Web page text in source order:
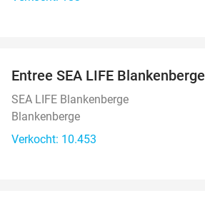
Entree SEA LIFE Blankenberge
SEA LIFE Blankenberge
Blankenberge
Verkocht: 10.453